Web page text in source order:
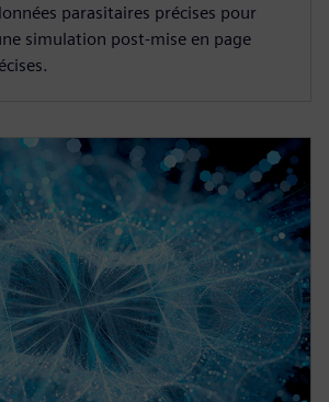
parasitaires précises pour
simulation post-mise en page